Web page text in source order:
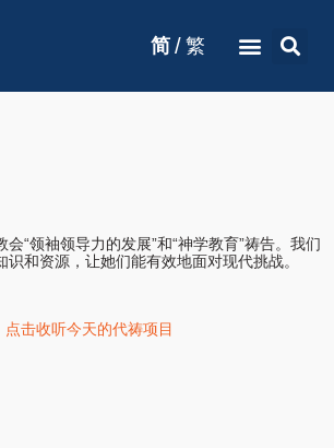
简 / 繁
“领袖领导力的发展”和“神学教育”祷告。我们
和资源，让她们能有效地面对现代挑战。
点击收听今天的代祷项目